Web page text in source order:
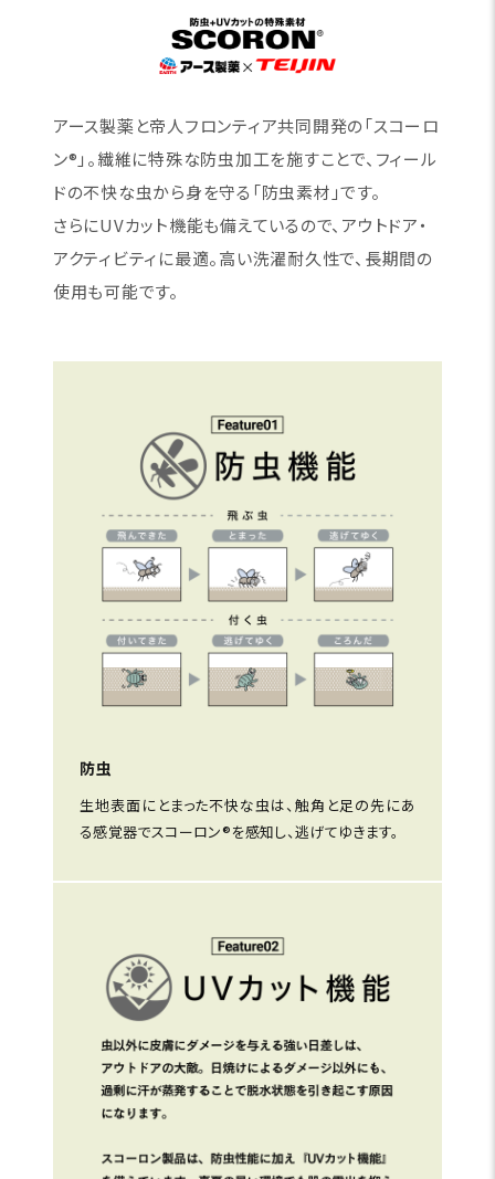
アース製薬と帝人フロンティア共同開発の「スコーロ
ン®」。繊維に特殊な防虫加工を施すことで、フィール
ドの不快な虫から身を守る「防虫素材」です。
さらにUVカット機能も備えているので、アウトドア・
アクティビティに最適。高い洗濯耐久性で、長期間の
使用も可能です。
防虫
生地表面にとまった不快な虫は、触角と足の先にあ
る感覚器でスコーロン®を感知し、逃げてゆきます。